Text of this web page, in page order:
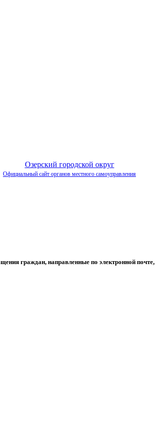
Озерский городской округ
Официальный сайт органов местного самоуправления
граждан, направленные по электронной почте,